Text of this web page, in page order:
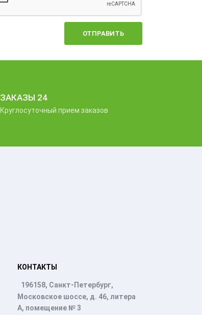
ОТПРАВИТЬ
ЗАКАЗЫ 24
Круглосуточный прием заказов
КОНТАКТЫ
196158, Санкт-Петербург,
Московское шоссе, д. 46, литера
А, помещение № 3